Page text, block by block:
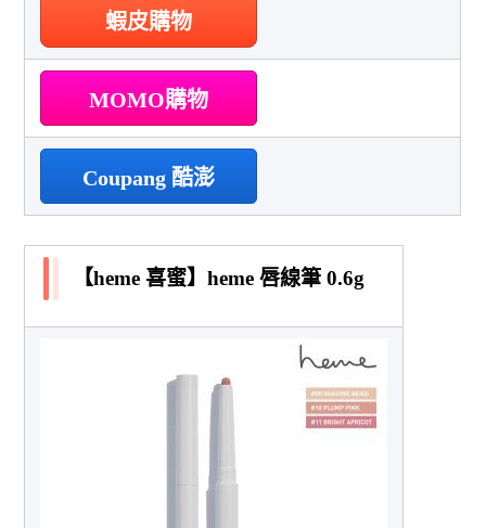
蝦皮購物
MOMO購物
Coupang 酷澎
【heme 喜蜜】heme 唇線筆 0.6g